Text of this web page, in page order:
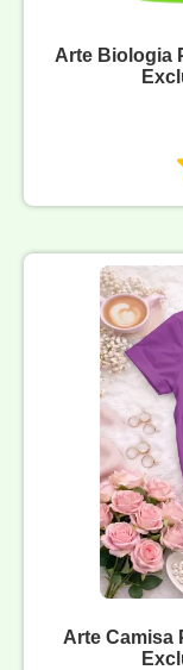
Arte Biologia
Arte Camisa